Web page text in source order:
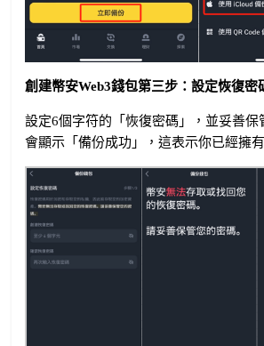
創建幣安Web3錢包第三步：設定恢復密
設定6個字符的「恢復密碼」，並妥善保
會顯示「備份成功」，這表示你已經擁有